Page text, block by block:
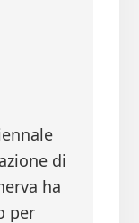
di
ha
per